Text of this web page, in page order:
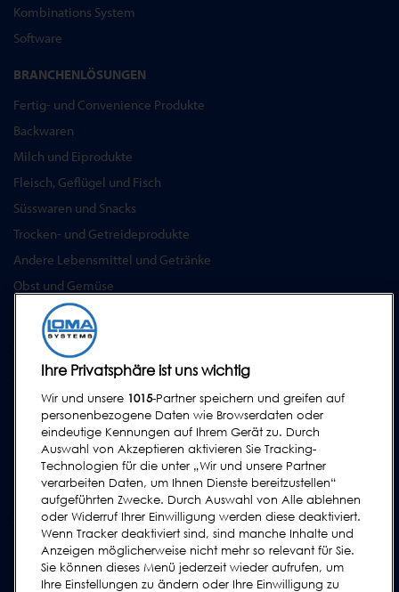
Kombinations System
Software
BRANCHENLÖSUNGEN
Fertig- und Convenience Produkte
Backwaren
Milch und Eiprodukte
Fleisch, Geflügel und Fisch
Süsswaren und Snacks
Trocken- und Getreideprodukte
Andere Lebensmittel und Getränke
Obst und Gemüse
Pharmazeutika & Nutrazeutika
SERVICE
Serviceprogramm
Ersatzteile
Prüfkörper
Schulungen
Upgrades / Überholung
SUPPORT
Kontakt
Supportanfrage
Ihre Privatsphäre ist uns wichtig
Wir und unsere 1015-Partner speichern und greifen auf
personenbezogene Daten wie Browserdaten oder
eindeutige Kennungen auf Ihrem Gerät zu. Durch
Auswahl von Akzeptieren aktivieren Sie Tracking-
Technologien für die unter „Wir und unsere Partner
verarbeiten Daten, um Ihnen Dienste bereitzustellen“
aufgeführten Zwecke. Durch Auswahl von Alle ablehnen
oder Widerruf Ihrer Einwilligung werden diese deaktiviert.
Wenn Tracker deaktiviert sind, sind manche Inhalte und
Anzeigen möglicherweise nicht mehr so relevant für Sie.
Sie können dieses Menü jederzeit wieder aufrufen, um
Ihre Einstellungen zu ändern oder Ihre Einwilligung zu